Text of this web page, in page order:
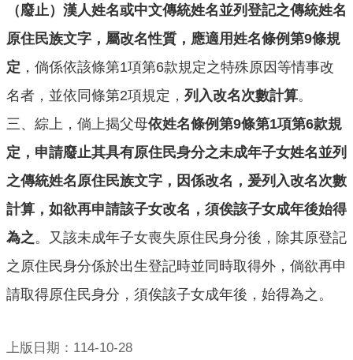
（廢止）漢人姓名或中文傳統姓名並列登記之傳統姓名
原住民族文字，屬改名性質，應適用姓名條例第9條規
定 ，倘係依該條第1項第6款規定之特殊原因等情事改
名者，並依同條第2項規定， 列入改名次數計算。
三、綜上，倘上揭父母依姓名條例第9條第1項第6款規
定，申請廢止其具有原住民身分之未成年子女姓名並列
之傳統姓名原住民族文字，因係改名，爰列入改名次數
計算，如欲再申請該子女改名，須俟該子女成年後始得
為之。又該未成年子女喪失原住民身分後，除其原登記
之原住民身分係於出生登記時並同時取得外，倘欲再申
請取得原住民身分，須俟該子女成年後，始得為之。
上版日期：114-10-28